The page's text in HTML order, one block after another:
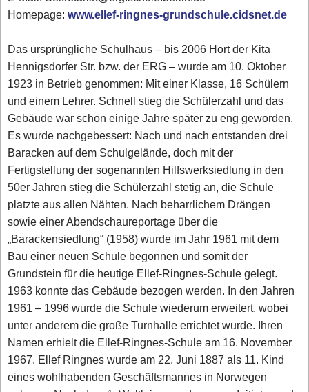
Homepage:www.ellef-ringnes-grundschule.cidsnet.de
Das ursprüngliche Schulhaus – bis 2006 Hort der Kita
Hennigsdorfer Str. bzw. der ERG – wurde am 10. Oktober
1923 in Betrieb genommen: Mit einer Klasse, 16 Schülern
und einem Lehrer. Schnell stieg die Schülerzahl und das
Gebäude war schon einige Jahre später zu eng geworden.
Es wurde nachgebessert: Nach und nach entstanden drei
Baracken auf dem Schulgelände, doch mit der
Fertigstellung der sogenannten Hilfswerksiedlung in den
50er Jahren stieg die Schülerzahl stetig an, die Schule
platzte aus allen Nähten. Nach beharrlichem Drängen
sowie einer Abendschaureportage über die
„Barackensiedlung“ (1958) wurde im Jahr 1961 mit dem
Bau einer neuen Schule begonnen und somit der
Grundstein für die heutige Ellef-Ringnes-Schule gelegt.
1963 konnte das Gebäude bezogen werden. In den Jahren
1961 – 1996 wurde die Schule wiederum erweitert, wobei
unter anderem die große Turnhalle errichtet wurde. Ihren
Namen erhielt die Ellef-Ringnes-Schule am 16. November
1967. Ellef Ringnes wurde am 22. Juni 1887 als 11. Kind
eines wohlhabenden Geschäftsmannes in Norwegen